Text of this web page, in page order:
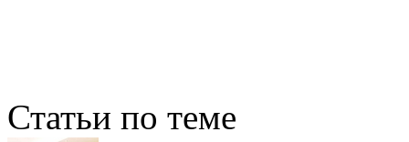
Статьи по теме